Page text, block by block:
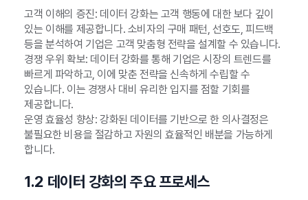
고객 이해의 증진: 데이터 강화는 고객 행동에 대한 보다 깊이
있는 이해를 제공합니다. 소비자의 구매 패턴, 선호도, 피드백
등을 분석하여 기업은 고객 맞춤형 전략을 설계할 수 있습니다.
경쟁 우위 확보: 데이터 강화를 통해 기업은 시장의 트렌드를
빠르게 파악하고, 이에 맞춘 전략을 신속하게 수립할 수
있습니다. 이는 경쟁사 대비 유리한 입지를 점할 기회를
제공합니다.
운영 효율성 향상: 강화된 데이터를 기반으로 한 의사결정은
불필요한 비용을 절감하고 자원의 효율적인 배분을 가능하게
합니다.
1.2 데이터 강화의 주요 프로세스